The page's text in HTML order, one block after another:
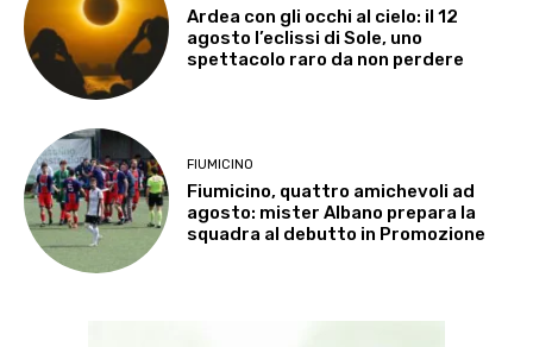
Ardea con gli occhi al cielo: il 12
agosto l’eclissi di Sole, uno
spettacolo raro da non perdere
FIUMICINO
Fiumicino, quattro amichevoli ad
agosto: mister Albano prepara la
squadra al debutto in Promozione